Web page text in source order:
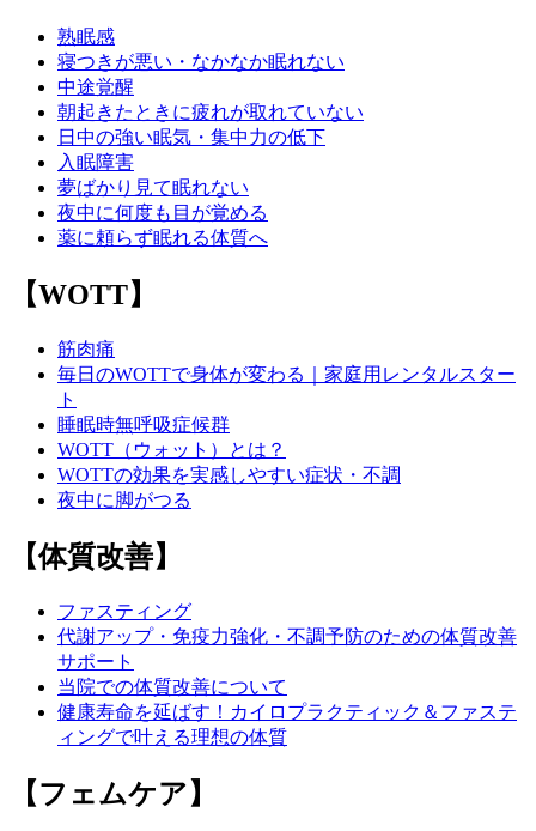
熟眠感
寝つきが悪い・なかなか眠れない
中途覚醒
朝起きたときに疲れが取れていない
日中の強い眠気・集中力の低下
入眠障害
夢ばかり見て眠れない
夜中に何度も目が覚める
薬に頼らず眠れる体質へ
【WOTT】
筋肉痛
毎日のWOTTで身体が変わる｜家庭用レンタルスター
ト
睡眠時無呼吸症候群
WOTT（ウォット）とは？
WOTTの効果を実感しやすい症状・不調
夜中に脚がつる
【体質改善】
ファスティング
代謝アップ・免疫力強化・不調予防のための体質改善
サポート
当院での体質改善について
健康寿命を延ばす！カイロプラクティック＆ファステ
ィングで叶える理想の体質
【フェムケア】